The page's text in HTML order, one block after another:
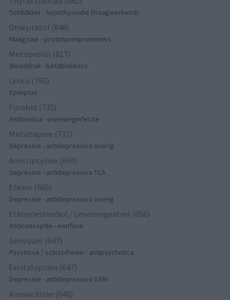
Schildklier - hypothyroidie (traagwerkend)
Omeprazol (848)
Maagzuur - protonpompremmers
Metoprolol (817)
Bloeddruk - betablokkers
Lyrica (795)
Epilepsie
Furabid (735)
Antibiotica - urineweginfectie
Mirtazapine (731)
Depressie - antidepressiva overig
Amitriptyline (699)
Depressie - antidepressiva TCA
Efexor (665)
Depressie - antidepressiva overig
Ethinylestradiol / Levonorgestrel (656)
Anticonceptie - eenfase
Seroquel (647)
Psychose / schizofrenie - antipsychotica
Escitalopram (647)
Depressie - antidepressiva SSRI
Amoxicilline (646)